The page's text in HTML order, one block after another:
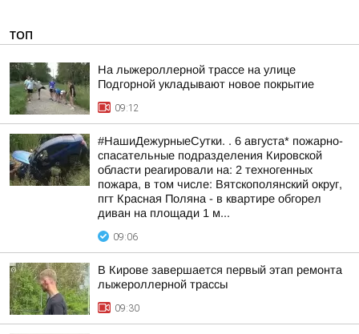
ТОП
На лыжероллерной трассе на улице
Подгорной укладывают новое покрытие
09:12
#НашиДежурныеСутки. . 6 августа* пожарно-
спасательные подразделения Кировской
области реагировали на: 2 техногенных
пожара, в том числе: Вятскополянский округ,
пгт Красная Поляна - в квартире обгорел
диван на площади 1 м...
09:06
В Кирове завершается первый этап ремонта
лыжероллерной трассы
09:30